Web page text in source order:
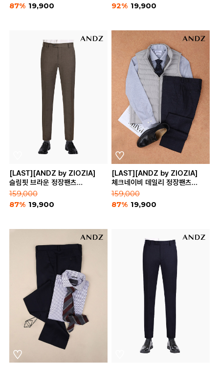
87% 19,900
92% 19,900
[LAST][ANDZ by ZIOZIA]
슬림핏 브라운 정장팬츠
(BZB3SP1103)
159,000
87% 19,900
[LAST][ANDZ by ZIOZIA]
체크네이비 데일리 정장팬츠
(BZB3SP1104)
159,000
87% 19,900